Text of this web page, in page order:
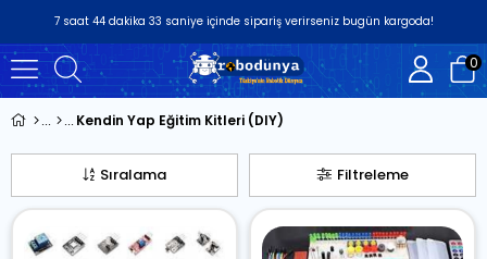
7saat 44dakika 32 saniye içinde sipariş verirseniz bugün kargoda!
0
Kendin Yap Eğitim Kitleri (DIY)
Filtreleme
Sıralama